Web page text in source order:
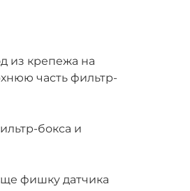
из крепежа на
часть фильтр-
бокса и
фишку датчика